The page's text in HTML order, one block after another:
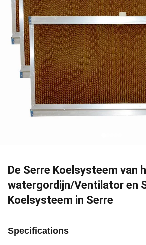
De Serre Koelsysteem van
watergordijn/Ventilator en
Koelsysteem in Serre
Specifications